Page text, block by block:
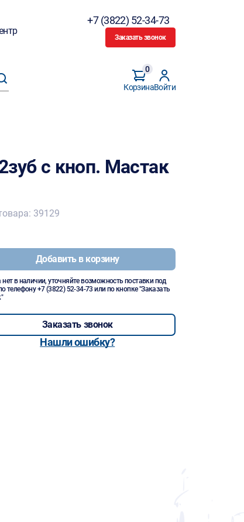
+7 (3822) 52-34-73
Заказать звонок
Корзина
0
Войти
с кноп. Мастак
39129
Добавить в корзину
нет в наличии, уточняйте возможность поставки под
телефону+7 (3822) 52-34-73 или по кнопке "Заказать
Заказать звонок
Нашли ошибку?